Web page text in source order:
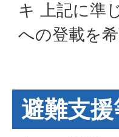
キ 上記に準
への登載
避難支